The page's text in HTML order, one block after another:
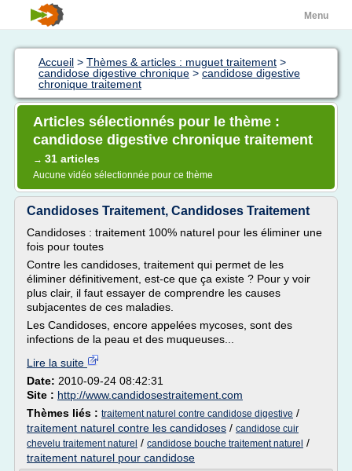
Menu
Accueil > Thèmes & articles : muguet traitement >
candidose digestive chronique > candidose digestive
chronique traitement
Articles sélectionnés pour le thème :
candidose digestive chronique traitement
→ 31 articles
Aucune vidéo sélectionnée pour ce thème
Candidoses Traitement, Candidoses Traitement
Candidoses : traitement 100% naturel pour les éliminer une
fois pour toutes
Contre les candidoses, traitement qui permet de les
éliminer définitivement, est-ce que ça existe ? Pour y voir
plus clair, il faut essayer de comprendre les causes
subjacentes de ces maladies.
Les Candidoses, encore appelées mycoses, sont des
infections de la peau et des muqueuses...
Lire la suite
Date: 2010-09-24 08:42:31
Site : http://www.candidosestraitement.com
Thèmes liés : traitement naturel contre candidose digestive /
traitement naturel contre les candidoses / candidose cuir
chevelu traitement naturel / candidose bouche traitement naturel /
traitement naturel pour candidose